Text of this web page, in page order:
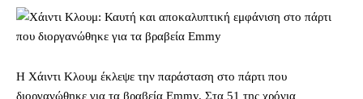
Η Χάιντι Κλουμ έκλεψε την παράσταση στο πάρτι που
διοργανώθηκε για τα βραβεία Emmy. Στα 51 της χρόνια